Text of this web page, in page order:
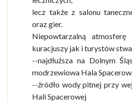
lecz także z salonu
oraz gier.
Niepowtarzalną
kuracjuszy jak i turystów
--najdłuższa na Dolnym
modrzewiowa Hala
--źródło wody pitnej przy
Hali Spacerowej